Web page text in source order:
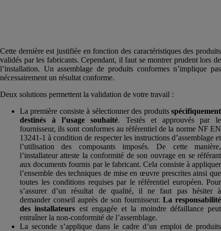
Cette dernière est justifiée en fonction des caractéristiques des produits
validés par les fabricants. Cependant, il faut se montrer prudent lors de
l’installation. Un assemblage de produits conformes n’implique pas
nécessairement un résultat conforme.
Deux solutions permettent la validation de votre travail :
La première consiste à sélectionner des produits spécifiquement
destinés à l’usage souhaité. Testés et approuvés par le
fournisseur, ils sont conformes au référentiel de la norme NF EN
13241-1 à condition de respecter les instructions d’assemblage et
l’utilisation des composants imposés. De cette manière,
l’installateur atteste la conformité de son ouvrage en se référant
aux documents fournis par le fabricant. Cela consiste à appliquer
l’ensemble des techniques de mise en œuvre prescrites ainsi que
toutes les conditions requises par le référentiel européen. Pour
s’assurer d’un résultat de qualité, il ne faut pas hésiter à
demander conseil auprès de son fournisseur.La responsabilité
des installateurs est engagée et la moindre défaillance peut
entraîner la non-conformité de l’assemblage.
La seconde s’applique dans le cadre d’un emploi de produits